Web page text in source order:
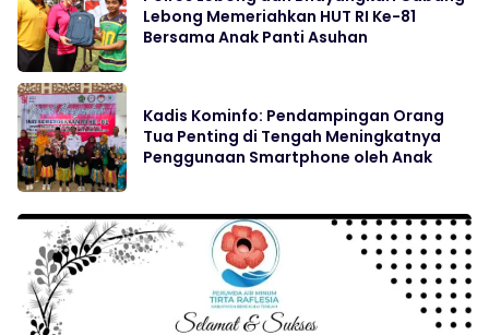
Lebong Memeriahkan HUT RI Ke-81
Bersama Anak Panti Asuhan
Kadis Kominfo: Pendampingan Orang
Tua Penting di Tengah Meningkatnya
Penggunaan Smartphone oleh Anak